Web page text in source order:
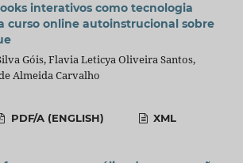
interativos como tecnologia
curso online autoinstrucional sobre
Góis, Flavia Leticya Oliveira Santos,
Almeida Carvalho
PDF/A (ENGLISH) XML